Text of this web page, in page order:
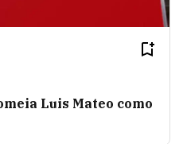
Luis Mateo como